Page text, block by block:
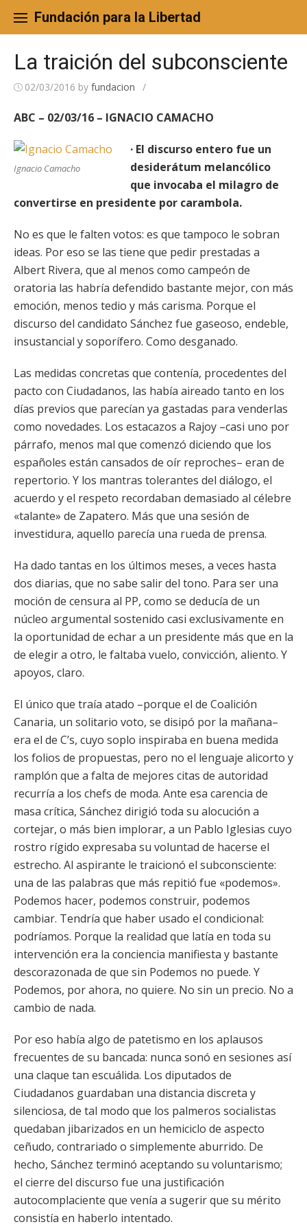
content
Fundación para la Libertad
La traición del subconsciente
02/03/2016 by fundacion /
ABC – 02/03/16 – IGNACIO CAMACHO
Ignacio Camacho
· El discurso entero fue un
desiderátum melancólico
que invocaba el milagro de
convertirse en presidente por carambola.
No es que le falten votos: es que tampoco le sobran
ideas. Por eso se las tiene que pedir prestadas a
Albert Rivera, que al menos como campeón de
oratoria las habría defendido bastante mejor, con más
emoción, menos tedio y más carisma. Porque el
discurso del candidato Sánchez fue gaseoso, endeble,
insustancial y soporífero. Como desganado.
Las medidas concretas que contenía, procedentes del
pacto con Ciudadanos, las había aireado tanto en los
días previos que parecían ya gastadas para venderlas
como novedades. Los estacazos a Rajoy –casi uno por
párrafo, menos mal que comenzó diciendo que los
españoles están cansados de oír reproches– eran de
repertorio. Y los mantras tolerantes del diálogo, el
acuerdo y el respeto recordaban demasiado al célebre
«talante» de Zapatero. Más que una sesión de
investidura, aquello parecía una rueda de prensa.
Ha dado tantas en los últimos meses, a veces hasta
dos diarias, que no sabe salir del tono. Para ser una
moción de censura al PP, como se deducía de un
núcleo argumental sostenido casi exclusivamente en
la oportunidad de echar a un presidente más que en la
de elegir a otro, le faltaba vuelo, convicción, aliento. Y
apoyos, claro.
El único que traía atado –porque el de Coalición
Canaria, un solitario voto, se disipó por la mañana–
era el de C’s, cuyo soplo inspiraba en buena medida
los folios de propuestas, pero no el lenguaje alicorto y
ramplón que a falta de mejores citas de autoridad
recurría a los chefs de moda. Ante esa carencia de
masa crítica, Sánchez dirigió toda su alocución a
cortejar, o más bien implorar, a un Pablo Iglesias cuyo
rostro rígido expresaba su voluntad de hacerse el
estrecho. Al aspirante le traicionó el subconsciente:
una de las palabras que más repitió fue «podemos».
Podemos hacer, podemos construir, podemos
cambiar. Tendría que haber usado el condicional:
podríamos. Porque la realidad que latía en toda su
intervención era la conciencia manifiesta y bastante
descorazonada de que sin Podemos no puede. Y
Podemos, por ahora, no quiere. No sin un precio. No a
cambio de nada.
Por eso había algo de patetismo en los aplausos
frecuentes de su bancada: nunca sonó en sesiones así
una claque tan escuálida. Los diputados de
Ciudadanos guardaban una distancia discreta y
silenciosa, de tal modo que los palmeros socialistas
quedaban jibarizados en un hemiciclo de aspecto
ceñudo, contrariado o simplemente aburrido. De
hecho, Sánchez terminó aceptando su voluntarismo;
el cierre del discurso fue una justificación
autocomplaciente que venía a sugerir que su mérito
consistía en haberlo intentado.